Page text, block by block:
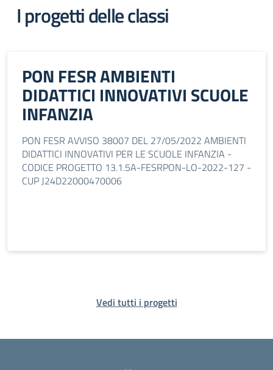
I progetti delle classi
PON FESR AMBIENTI
DIDATTICI INNOVATIVI SCUOLE
INFANZIA
PON FESR AVVISO 38007 DEL 27/05/2022 AMBIENTI
DIDATTICI INNOVATIVI PER LE SCUOLE INFANZIA -
CODICE PROGETTO 13.1.5A-FESRPON-LO-2022-127 -
CUP J24D22000470006
Vedi tutti i progetti